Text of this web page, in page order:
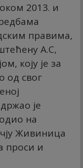
2013. и
правима,
А.С,
коју је за
од свог
је
на
Живиница
проси и